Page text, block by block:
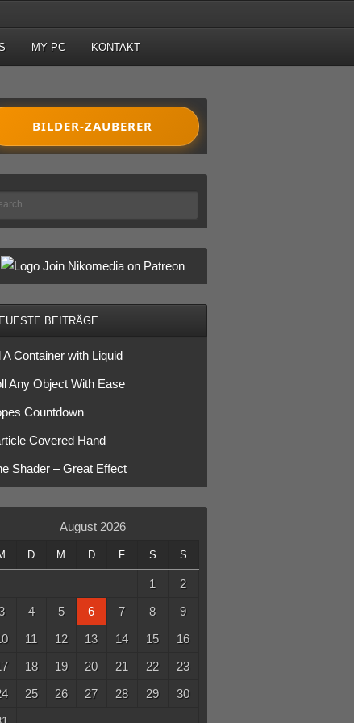
MY PC KONTAKT
BILDER-ZAUBERER
Join Nikomedia on Patreon
BEITRÄGE
A Container with Liquid
Any Object With Ease
Countdown
Covered Hand
Shader – Great Effect
August 2026
D M D F S S
1
2
4 5 6 7 8
9
11 12 13 14 15
16
18 19 20 21 22
23
25 26 27 28 29
30